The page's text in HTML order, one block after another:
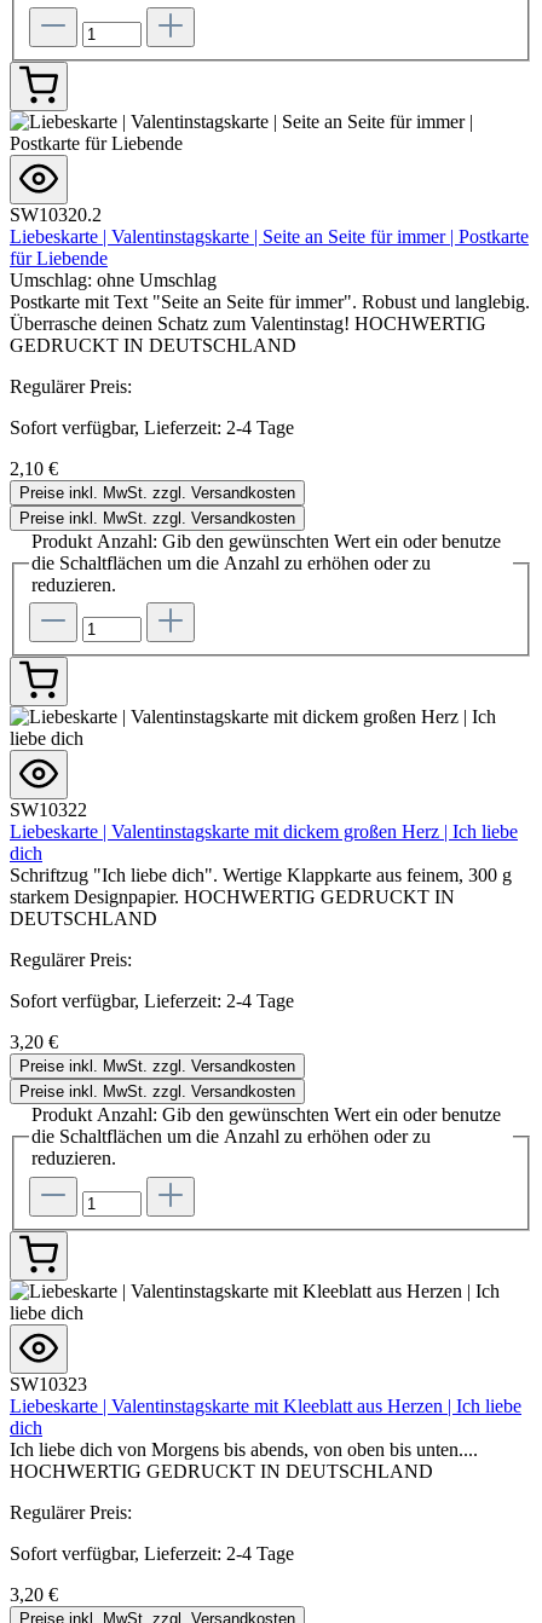
SW10320.2
Liebeskarte | Valentinstagskarte | Seite an Seite für immer | Postkarte
für Liebende
Umschlag: ohne Umschlag
Postkarte mit Text "Seite an Seite für immer". Robust und langlebig.
Überrasche deinen Schatz zum Valentinstag! HOCHWERTIG
GEDRUCKT IN DEUTSCHLAND
Regulärer Preis:
Sofort verfügbar, Lieferzeit: 2-4 Tage
2,10 €
Preise inkl. MwSt. zzgl. Versandkosten
Preise inkl. MwSt. zzgl. Versandkosten
Produkt Anzahl: Gib den gewünschten Wert ein oder benutze
die Schaltflächen um die Anzahl zu erhöhen oder zu
reduzieren.
SW10322
Liebeskarte | Valentinstagskarte mit dickem großen Herz | Ich liebe
dich
Schriftzug "Ich liebe dich". Wertige Klappkarte aus feinem, 300 g
starkem Designpapier. HOCHWERTIG GEDRUCKT IN
DEUTSCHLAND
Regulärer Preis:
Sofort verfügbar, Lieferzeit: 2-4 Tage
3,20 €
Preise inkl. MwSt. zzgl. Versandkosten
Preise inkl. MwSt. zzgl. Versandkosten
Produkt Anzahl: Gib den gewünschten Wert ein oder benutze
die Schaltflächen um die Anzahl zu erhöhen oder zu
reduzieren.
SW10323
Liebeskarte | Valentinstagskarte mit Kleeblatt aus Herzen | Ich liebe
dich
Ich liebe dich von Morgens bis abends, von oben bis unten....
HOCHWERTIG GEDRUCKT IN DEUTSCHLAND
Regulärer Preis:
Sofort verfügbar, Lieferzeit: 2-4 Tage
3,20 €
Preise inkl. MwSt. zzgl. Versandkosten